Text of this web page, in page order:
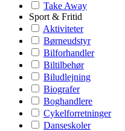
Take Away
Sport & Fritid
Aktiviteter
Børneudstyr
Bilforhandler
Biltilbehør
Biludlejning
Biografer
Boghandlere
Cykelforretninger
Danseskoler